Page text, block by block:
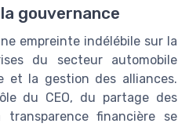
gouvernance
empreinte indélébile sur la
du secteur automobile
et la gestion des alliances.
du CEO, du partage des
financière se